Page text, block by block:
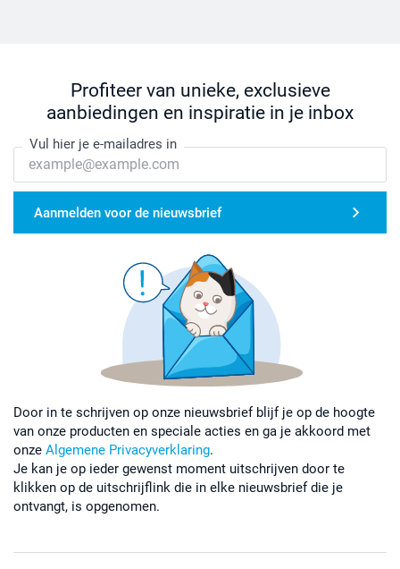
stoom
Plaats het label met de tekst naar boven
Leg het transferpapier (inbegrepen) hier bovenop
Druk het ijzer stevig voor 5-10 seconden tegen het
label, hef vervolgens het strijkijzer voorzichtig
omhoog. Herhaal dit 3 keer.
Laat het label afkoelen en verwijder het transferpapier
Wacht vervolgens 8 uur na het aanbrengen met wassen
Profiteer van unieke, exclusieve
aanbiedingen en inspiratie in je inbox
Vul hier je e-mailadres in
Aanmelden voor de nieuwsbrief
Door in te schrijven op onze nieuwsbrief blijf je op de hoogte
van onze producten en speciale acties en ga je akkoord met
onze Algemene Privacyverklaring.
Je kan je op ieder gewenst moment uitschrijven door te
klikken op de uitschrijflink die in elke nieuwsbrief die je
ontvangt, is opgenomen.